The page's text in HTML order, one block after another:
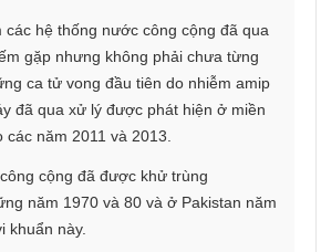
các hệ thống nước công cộng đã qua
gặp nhưng không phải chưa từng
ca tử vong đầu tiên do nhiễm amip
đã qua xử lý được phát hiện ở miền
năm 2011 và 2013.
cộng đã được khử trùng
năm 1970 và 80 và ở Pakistan năm
khuẩn này.